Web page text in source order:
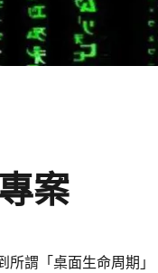
案
所謂「桌面生命周期